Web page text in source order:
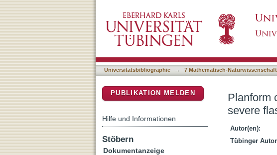
Braunsbach, Germany 2016
Universitätsbibliographie → 7 Mathematisch-
Planform
severe
Autor(en):
Tübinger
PUBLIKATION MELDEN
Hilfe und Informationen
Stöbern
Dokumentanzeige